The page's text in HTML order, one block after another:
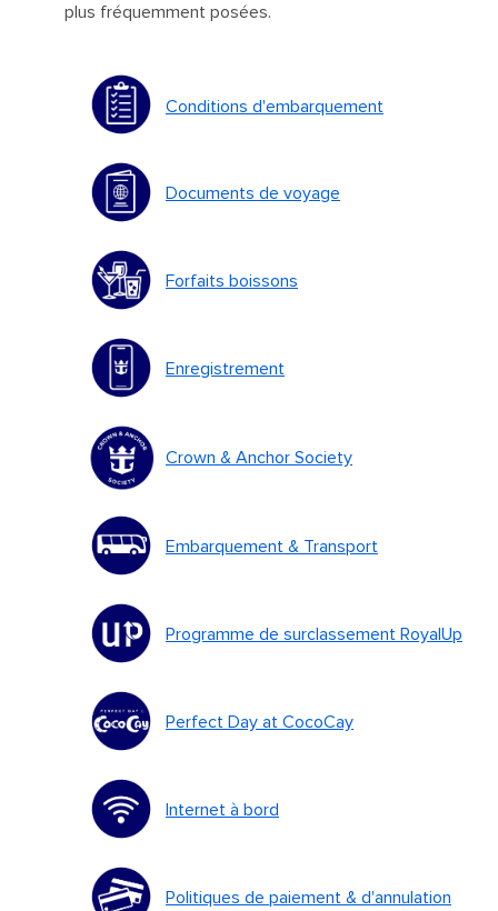
plus fréquemment posées.
Conditions d'embarquement
Documents de voyage
Forfaits boissons
Enregistrement
Crown & Anchor Society
Embarquement & Transport
Programme de surclassement RoyalUp
Perfect Day at CocoCay
Internet à bord
Politiques de paiement & d'annulation